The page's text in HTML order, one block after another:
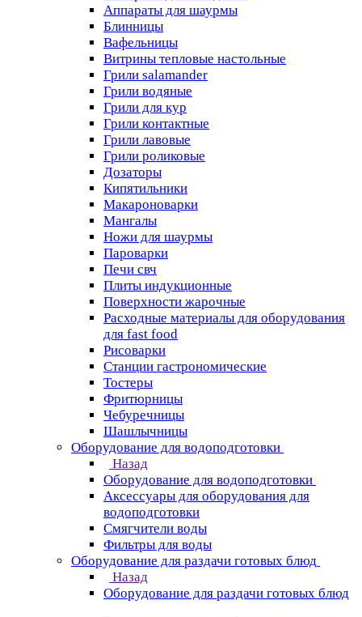
Аппараты для шаурмы
Блинницы
Вафельницы
Витрины тепловые настольные
Грили salamander
Грили водяные
Грили для кур
Грили контактные
Грили лавовые
Грили роликовые
Дозаторы
Кипятильники
Макароноварки
Мангалы
Ножи для шаурмы
Пароварки
Печи свч
Плиты индукционные
Поверхности жарочные
Расходные материалы для оборудования
для fast food
Рисоварки
Станции гастрономические
Тостеры
Фритюрницы
Чебуречницы
Шашлычницы
Оборудование для водоподготовки
Назад
Оборудование для водоподготовки
Аксессуары для оборудования для
водоподготовки
Смягчители воды
Фильтры для воды
Оборудование для раздачи готовых блюд
Назад
Оборудование для раздачи готовых блюд